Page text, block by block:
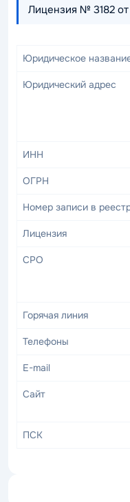
Лицензия № 3182
Юридическое
Юридический адрес
ИНН
ОГРН
Номер записи в
Лицензия
СРО
Горячая линия
Телефоны
E-mail
Сайт
ПСК